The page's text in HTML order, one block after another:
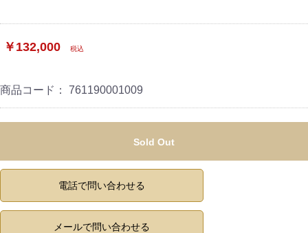
￥132,000 税込
商品コード： 761190001009
Sold Out
電話で問い合わせる
メールで問い合わせる